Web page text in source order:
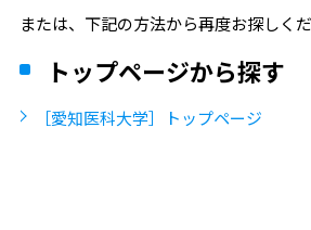
または、下記の方法から再度お探しくだ
トップページから探す
［愛知医科大学］トップページ